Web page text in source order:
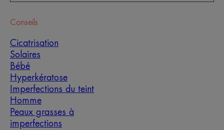
Conseils
Cicatrisation
Solaires
Bébé
Hyperkératose
Imperfections du teint
Homme
Peaux grasses à
imperfections